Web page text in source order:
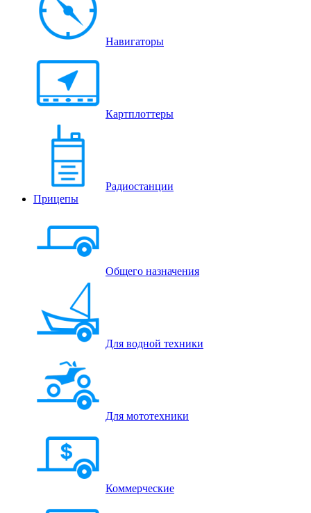
Навигаторы
Картплоттеры
Радиостанции
Прицепы
Общего назначения
Для водной техники
Для мототехники
Коммерческие